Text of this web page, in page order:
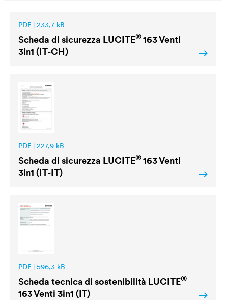
PDF | 233,7 kB
Scheda di sicurezza LUCITE® 163 Venti
3in1 (IT-CH)
PDF | 227,9 kB
Scheda di sicurezza LUCITE® 163 Venti
3in1 (IT-IT)
PDF | 596,3 kB
Scheda tecnica di sostenibilità LUCITE®
163 Venti 3in1 (IT)